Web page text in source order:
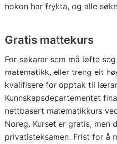
nokon har frykta, og alle
Gratis mattekurs
For søkarar som må løfte
matematikk, eller treng eit
kvalifisere for opptak til
Kunnskapsdepartementet
nettbasert matematikkurs
Noreg. Kurset er gratis, men
privatisteksamen. Frist for å